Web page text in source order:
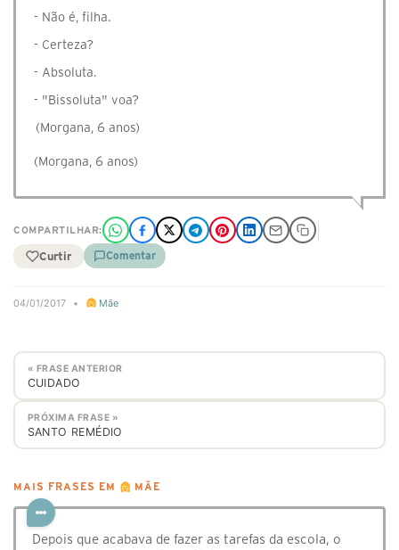
- Não é, filha.
- Certeza?
- Absoluta.
- "Bissoluta" voa?
(Morgana, 6 anos)
(Morgana, 6 anos)
COMPARTILHAR:
Curtir Comentar
04/01/2017 • Mãe
« FRASE ANTERIOR
CUIDADO
PRÓXIMA FRASE »
SANTO REMÉDIO
MAIS FRASES EM MÃE
Depois que acabava de fazer as tarefas da escola, o